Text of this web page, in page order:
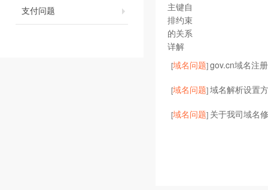
支付问题
主键自
排约束
的关系
详解
[域名问题]gov.cn域名注
[域名问题]域名解析设置
[域名问题] 关于我司域名